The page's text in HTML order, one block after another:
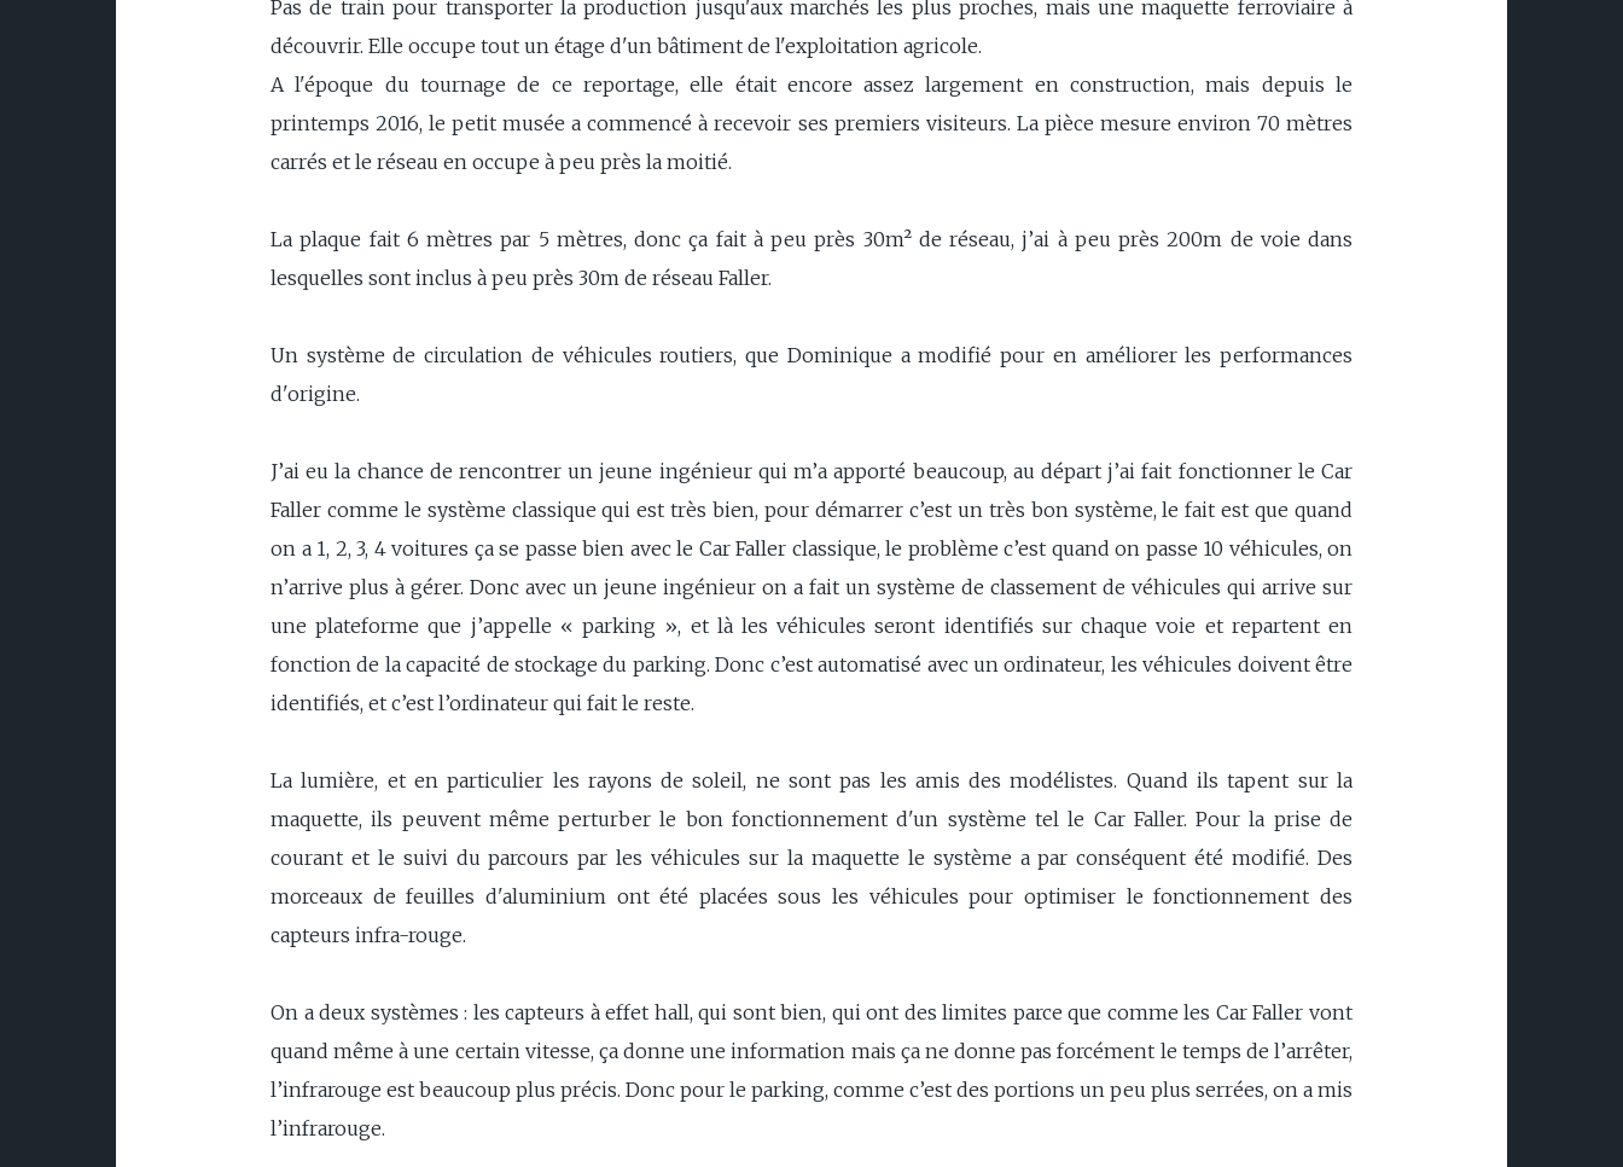
Pas de train pour transporter la production jusqu'aux marchés les plus proches, mais une maquette ferroviaire à
découvrir. Elle occupe tout un étage d'un bâtiment de l'exploitation agricole.
A l'époque du tournage de ce reportage, elle était encore assez largement en construction, mais depuis le
printemps 2016, le petit musée a commencé à recevoir ses premiers visiteurs. La pièce mesure environ 70 mètres
carrés et le réseau en occupe à peu près la moitié.
La plaque fait 6 mètres par 5 mètres, donc ça fait à peu près 30m² de réseau, j’ai à peu près 200m de voie dans
lesquelles sont inclus à peu près 30m de réseau Faller.
Un système de circulation de véhicules routiers, que Dominique a modifié pour en améliorer les performances
d'origine.
J’ai eu la chance de rencontrer un jeune ingénieur qui m’a apporté beaucoup, au départ j’ai fait fonctionner le Car
Faller comme le système classique qui est très bien, pour démarrer c’est un très bon système, le fait est que quand
on a 1, 2, 3, 4 voitures ça se passe bien avec le Car Faller classique, le problème c’est quand on passe 10 véhicules, on
n’arrive plus à gérer. Donc avec un jeune ingénieur on a fait un système de classement de véhicules qui arrive sur
une plateforme que j’appelle « parking », et là les véhicules seront identifiés sur chaque voie et repartent en
fonction de la capacité de stockage du parking. Donc c’est automatisé avec un ordinateur, les véhicules doivent être
identifiés, et c’est l’ordinateur qui fait le reste.
La lumière, et en particulier les rayons de soleil, ne sont pas les amis des modélistes. Quand ils tapent sur la
maquette, ils peuvent même perturber le bon fonctionnement d'un système tel le Car Faller. Pour la prise de
courant et le suivi du parcours par les véhicules sur la maquette le système a par conséquent été modifié. Des
morceaux de feuilles d'aluminium ont été placées sous les véhicules pour optimiser le fonctionnement des
capteurs infra-rouge.
On a deux systèmes : les capteurs à effet hall, qui sont bien, qui ont des limites parce que comme les Car Faller vont
quand même à une certain vitesse, ça donne une information mais ça ne donne pas forcément le temps de l’arrêter,
l’infrarouge est beaucoup plus précis. Donc pour le parking, comme c’est des portions un peu plus serrées, on a mis
l’infrarouge.